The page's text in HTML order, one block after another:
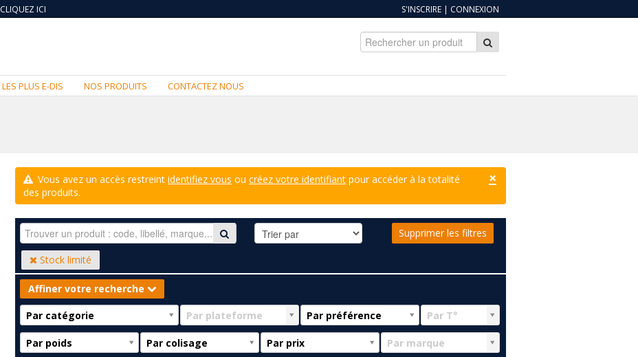
CLIQUEZ ICI S'INSCRIRE | CONNEXION
LES PLUS E-DIS NOS PRODUITS CONTACTEZ NOUS
×
Vous avez un accès restreintidentifiez vous oucréez votre identifiant pour accéder à la totalité
des produits.
Supprimer les filtres
Stock limité
Affiner votre recherche
Par catégorie Par plateforme Par préférence Par T°
Par poids Par colisage Par prix
Par marque